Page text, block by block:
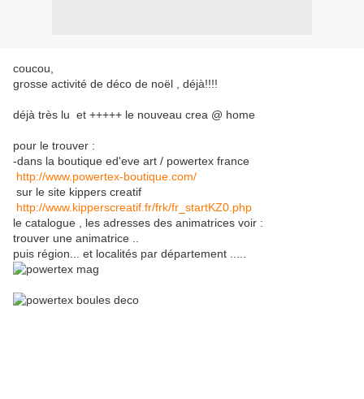
coucou,
grosse activité de déco de noël , déjà!!!!
déjà très lu et +++++ le nouveau crea @ home
pour le trouver :
-dans la boutique ed'eve art / powertex france
http://www.powertex-boutique.com/
sur le site kippers creatif
http://www.kipperscreatif.fr/frk/fr_startKZ0.php
le catalogue , les adresses des animatrices voir :
trouver une animatrice ..
puis région... et localités par département .....